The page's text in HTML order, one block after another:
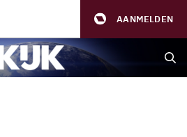
AANMELDEN